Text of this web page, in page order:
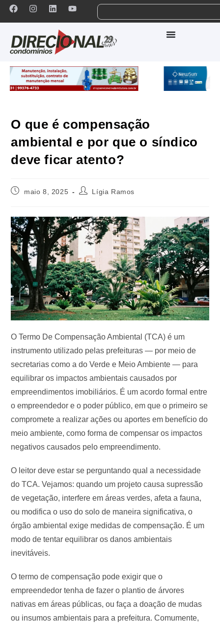
O que é compensação
ambiental e por que o síndico
deve ficar atento?
maio 8, 2025 Lígia Ramos
O Termo De Compensação Ambiental (TCA) é um
instrumento utilizado pelas prefeituras — por meio de
secretarias como a do Verde e Meio Ambiente — para
equilibrar os impactos ambientais causados por
empreendimentos imobiliários. É um acordo formal entre
o empreendedor e o poder público, em que o primeiro se
compromete a realizar ações ou aportes em benefício do
meio ambiente, como forma de compensar os impactos
negativos causados pelo empreendimento.
O leitor deve estar se perguntando qual a necessidade
do TCA. Vejamos: quando um projeto causa supressão
de vegetação, interfere em áreas verdes, afeta a fauna,
ou modifica o uso do solo de maneira significativa, o
órgão ambiental exige medidas de compensação. É um
modo de tentar equilibrar os danos ambientais
inevitáveis.
O termo de compensação pode exigir que o
empreendedor tenha de fazer o plantio de árvores
nativas em áreas públicas, ou faça a doação de mudas
ou insumos ambientais para a prefeitura. Comumente,